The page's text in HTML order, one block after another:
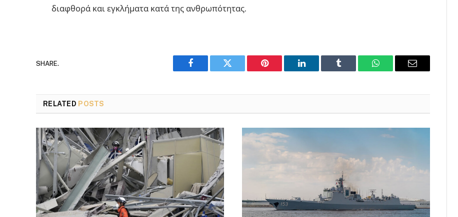
διαφθορά και εγκλήματα κατά της ανθρωπότητας.
SHARE.
Facebook Twitter Pinterest LinkedIn Tumblr WhatsAppEmail
RELATED POSTS